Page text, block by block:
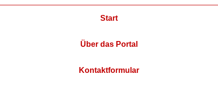
Start
Über das Portal
Kontaktformular